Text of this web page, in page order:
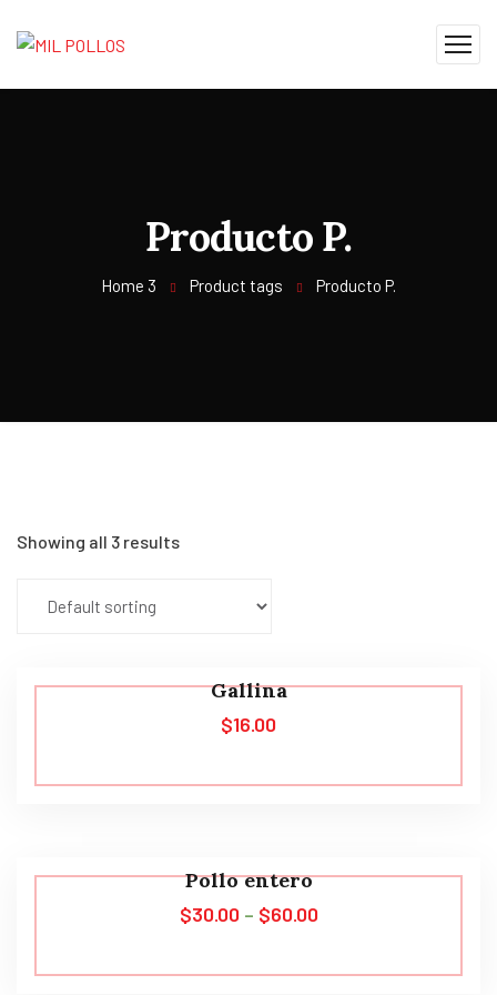
Producto P.
Home 3 Product tags Producto P.
Showing all 3 results
Gallina
$16.00
Pollo entero
$30.00– $60.00